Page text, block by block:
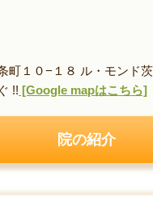
町１０−１８ ル・モンド
!! [Google mapはこちら]
院の紹介